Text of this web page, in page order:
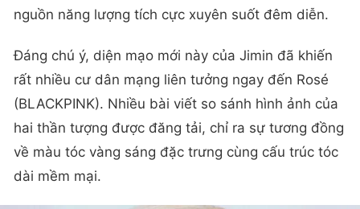
nguồn năng lượng tích cực xuyên suốt đêm diễn.
Đáng chú ý, diện mạo mới này của Jimin đã khiến
rất nhiều cư dân mạng liên tưởng ngay đến Rosé
(BLACKPINK). Nhiều bài viết so sánh hình ảnh của
hai thần tượng được đăng tải, chỉ ra sự tương đồng
về màu tóc vàng sáng đặc trưng cùng cấu trúc tóc
dài mềm mại.